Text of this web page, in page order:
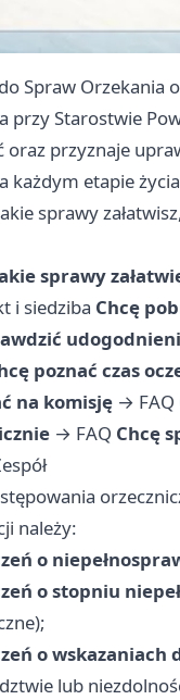
Spraw Orzekania
przy Starostwie
oraz przyznaje
każdym etapie
sprawy
sprawy
i siedziba Chcę
poznać czas
na komisję → FAQ
→ FAQ Chcę
należy:
o
o stopniu
o wskazaniach
lub